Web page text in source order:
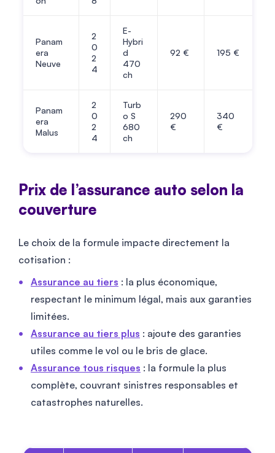
Panam
era
Neuve
2
0
2
4
E-
Hybri
d
470
ch
92 € 195 €
Panam
era
Malus
2
0
2
4
Turb
o S
680
ch
290
€
340
€
Prix de l’assurance auto selon la
couverture
Le choix de la formule impacte directement la
cotisation :
Assurance au tiers : la plus économique,
respectant le minimum légal, mais aux garanties
limitées.
Assurance au tiers plus : ajoute des garanties
utiles comme le vol ou le bris de glace.
Assurance tous risques : la formule la plus
complète, couvrant sinistres responsables et
catastrophes naturelles.